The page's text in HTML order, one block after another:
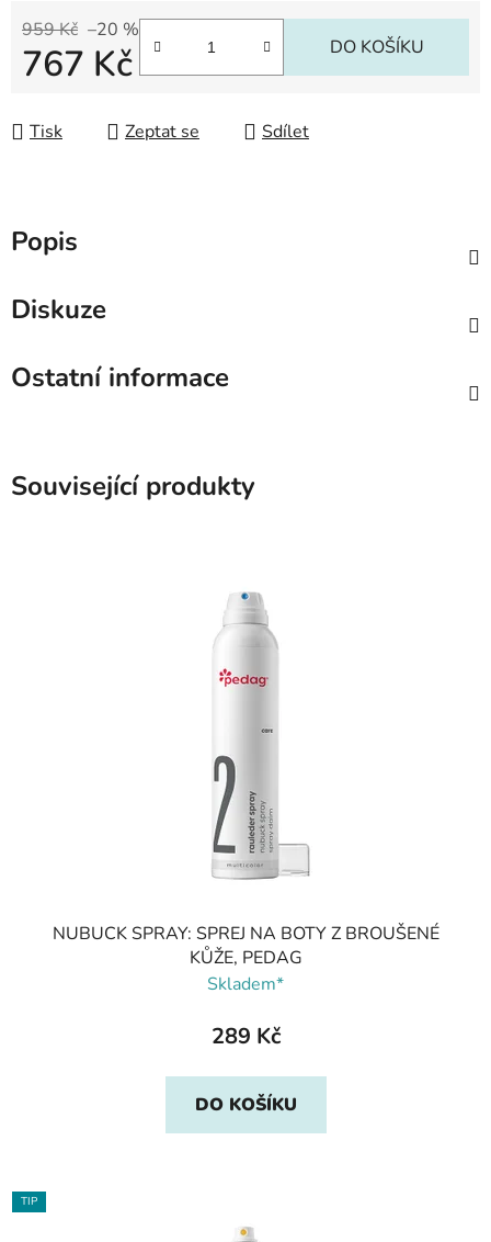
959 Kč –20 %
767 Kč DO KOŠÍKU
Tisk Zeptat se Sdílet
Popis
Diskuze
Ostatní informace
Související produkty
NUBUCK SPRAY: SPREJ NA BOTY Z BROUŠENÉ
KŮŽE, PEDAG
Skladem*
289 Kč
DO KOŠÍKU
TIP